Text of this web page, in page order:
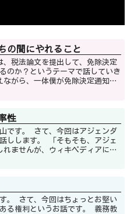
の間にやれること
のか？というテーマで話していき
性
はアジェンダ
そもそも、アジェ
お堅い
利というお話です。 義務教